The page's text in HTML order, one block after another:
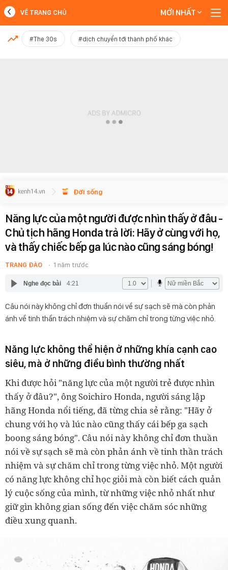
MỚI NHẤT
VỀ TRANG CHỦ MỚI NHẤT
#The 30s #dịch chuyển tới thành phố khác
Đời sống
Năng lực của một người được nhìn thấy ở đâu -
Chủ tịch hãng Honda trả lời: Hãy ở cùng với họ,
và thấy chiếc bếp ga lúc nào cũng sáng bóng!
TRANG ĐÀO 1 năm trước
Nghe đọc bài 4:21
Câu nói này không chỉ đơn thuần nói về sự sạch sẽ mà còn phản
ánh về tinh thần trách nhiệm và sự chăm chỉ trong từng việc nhỏ.
Năng lực không thể hiện ở những khía cạnh cao
siêu, mà ở những điều bình thường nhất
Khi được hỏi "năng lực của một người trẻ được nhìn
thấy ở đâu?", ông Soichiro Honda, người sáng lập
hãng Honda nổi tiếng, đã từng chia sẻ rằng: "Hãy ở
chung với họ và lúc nào cũng thấy cái bếp ga sạch
boong sáng bóng". Câu nói này không chỉ đơn thuần
nói về sự sạch sẽ mà còn phản ánh về tinh thần trách
nhiệm và sự chăm chỉ trong từng việc nhỏ. Một người
có năng lực không chỉ học giỏi mà còn biết cách quản
lý cuộc sống của mình, từ những việc nhỏ nhất như
giữ gìn không gian sống đến việc chăm sóc những
điều xung quanh.